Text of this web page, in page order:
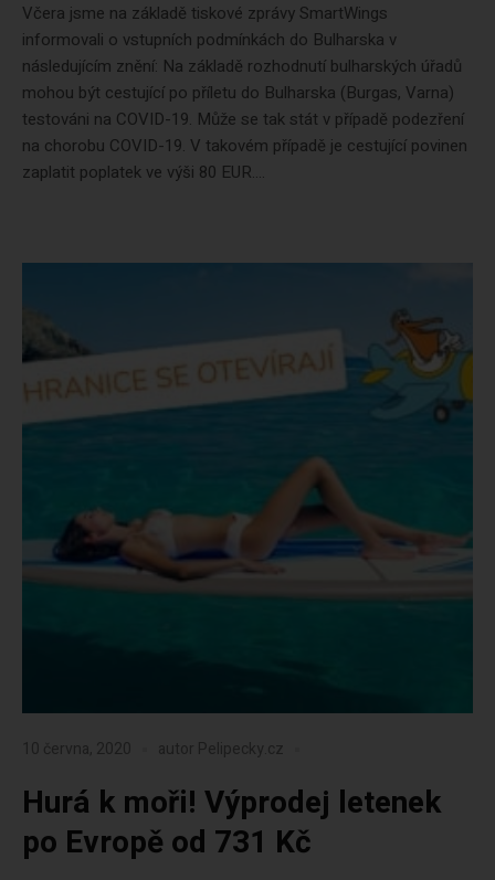
Včera jsme na základě tiskové zprávy SmartWings
informovali o vstupních podmínkách do Bulharska v
následujícím znění: Na základě rozhodnutí bulharských úřadů
mohou být cestující po příletu do Bulharska (Burgas, Varna)
testováni na COVID-19. Může se tak stát v případě podezření
na chorobu COVID-19. V takovém případě je cestující povinen
zaplatit poplatek ve výši 80 EUR....
10 června, 2020 autor Pelipecky.cz
Hurá k moři! Výprodej letenek
po Evropě od 731 Kč